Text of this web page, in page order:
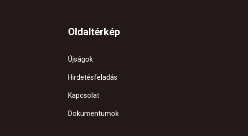
Oldaltérkép
Újságok
Hirdetésfeladás
Kapcsolat
Dokumentumok